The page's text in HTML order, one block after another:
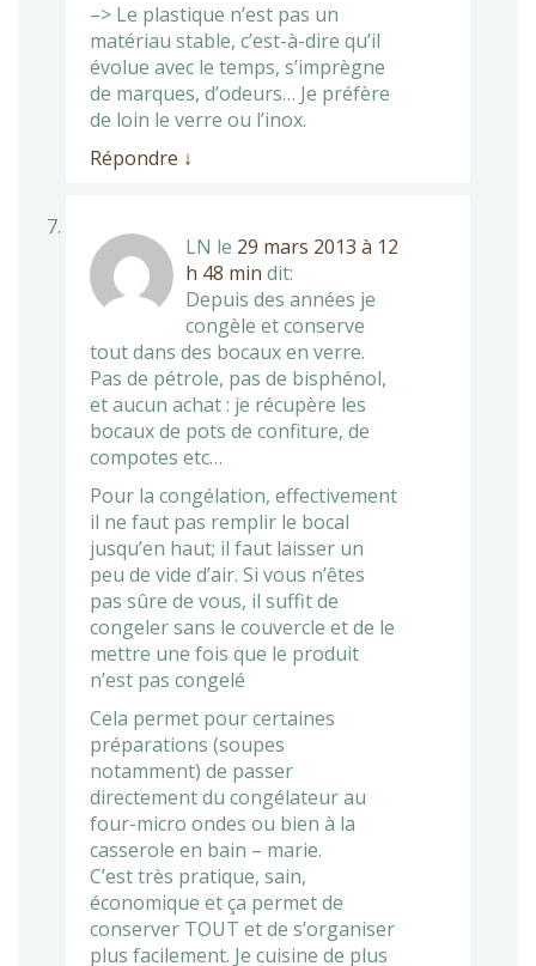
–> Le plastique n’est pas un
matériau stable, c’est-à-dire qu’il
évolue avec le temps, s’imprègne
de marques, d’odeurs… Je préfère
de loin le verre ou l’inox.
Répondre ↓
LN le 29 mars 2013 à 12
h 48 min dit:
Depuis des années je
congèle et conserve
tout dans des bocaux en verre.
Pas de pétrole, pas de bisphénol,
et aucun achat : je récupère les
bocaux de pots de confiture, de
compotes etc…
Pour la congélation, effectivement
il ne faut pas remplir le bocal
jusqu’en haut; il faut laisser un
peu de vide d’air. Si vous n’êtes
pas sûre de vous, il suffit de
congeler sans le couvercle et de le
mettre une fois que le produit
n’est pas congelé
Cela permet pour certaines
préparations (soupes
notamment) de passer
directement du congélateur au
four-micro ondes ou bien à la
casserole en bain – marie.
C’est très pratique, sain,
économique et ça permet de
conserver TOUT et de s’organiser
plus facilement. Je cuisine de plus